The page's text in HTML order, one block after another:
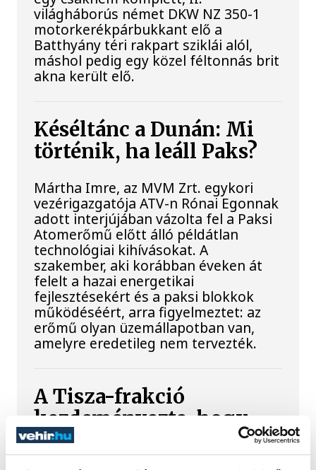
világháborús német DKW NZ 350-1
motorkerékpárbukkant elő a
Batthyány téri rakpart sziklái alól,
máshol pedig egy közel féltonnás brit
akna került elő.
Késéltánc a Dunán: Mi
történik, ha leáll Paks?
Mártha Imre, az MVM Zrt. egykori
vezérigazgatója ATV-n Rónai Egonnak
adott interjújában vázolta fel a Paksi
Atomerőmű előtt álló példátlan
technológiai kihívásokat. A
szakember, aki korábban éveken át
felelt a hazai energetikai
fejlesztésekért és a paksi blokkok
működéséért, arra figyelmeztet: az
erőmű olyan üzemállapotban van,
amelyre eredetileg nem tervezték.
A Tisza-frakció
kezdeményezte, hogy
jövő kedden legyen az
államfőválasztás